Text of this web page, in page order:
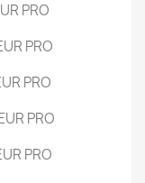
PRO
PRO
PRO
PRO
PRO